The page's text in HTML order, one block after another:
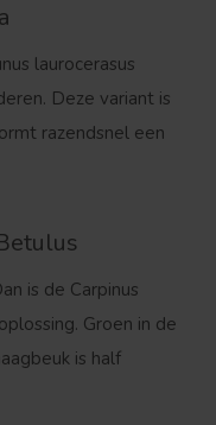
laurocerasus
Deze variant is
razendsnel een
is de Carpinus
Groen in de
is half